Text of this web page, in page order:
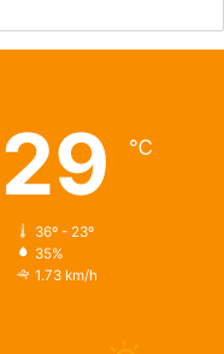
29 ℃
36º - 23º
35%
1.73 km/h